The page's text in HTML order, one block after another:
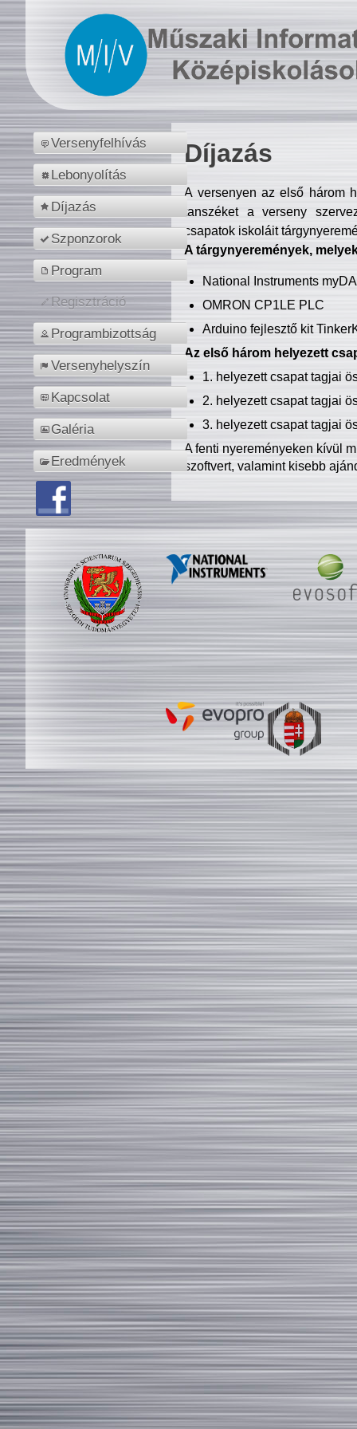
Versenyfelhívás
Lebonyolítás
Díjazás
Szponzorok
Program
Regisztráció
Programbizottság
Versenyhelyszín
Kapcsolat
Galéria
Eredmények
Díjazás
A versenyen az első három
tanszéket a verseny
csapatok iskoláit
A tárgynyeremények,
National Instruments
OMRON CP1LE PLC
Arduino fejlesztő kit
Az első három helyezett
1. helyezett csapat tagjai
2. helyezett csapat tagjai
3. helyezett csapat tagjai
A fenti nyereményeken kívül
szoftvert, valamint kisebb